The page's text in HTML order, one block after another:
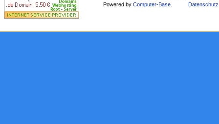
Powered byComputer-Base Datenschutz